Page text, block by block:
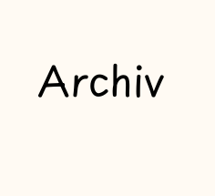
Archiv